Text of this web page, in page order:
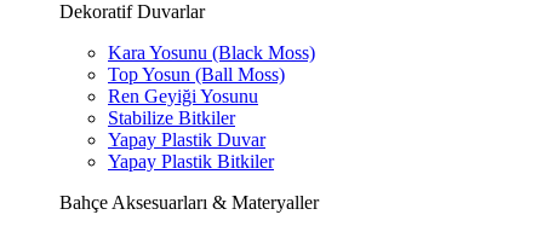
Dekoratif Duvarlar
Kara Yosunu (Black Moss)
Top Yosun (Ball Moss)
Ren Geyiği Yosunu
Stabilize Bitkiler
Yapay Plastik Duvar
Yapay Plastik Bitkiler
Bahçe Aksesuarları & Materyaller